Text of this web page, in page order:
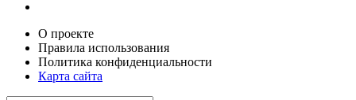
О проекте
Правила использования
Политика конфиденциальности
Карта сайта